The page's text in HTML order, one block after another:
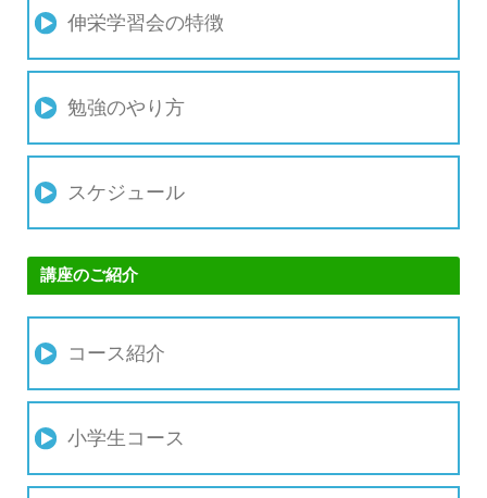
伸栄学習会の特徴
勉強のやり方
スケジュール
講座のご紹介
コース紹介
小学生コース